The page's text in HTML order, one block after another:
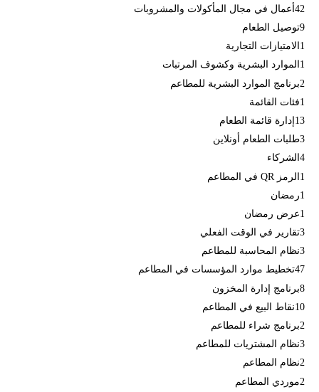
أعمال في مجال المأكولات والمشروبات 42
توصيل الطعام9
الامتيازات التجارية 1
الموارد البشرية وكشوف المرتبات 1
برنامج الموارد البشرية للمطاعم2
فئات القائمة1
إدارة قائمة الطعام 13
طلبات الطعام أونلاين3
الشركاء 4
الرمز QR في المطاعم1
رمضان1
عرض رمضان1
تقارير في الوقت الفعلي3
نظام المحاسبة للمطاعم3
تخطيط موارد المؤسسات في المطاعم47
برنامج إدارة المخزون8
نقاط البيع في المطاعم10
برنامج شراء للمطاعم2
نظام المشتريات للمطاعم3
نظام المطاعم2
موردي المطاعم2